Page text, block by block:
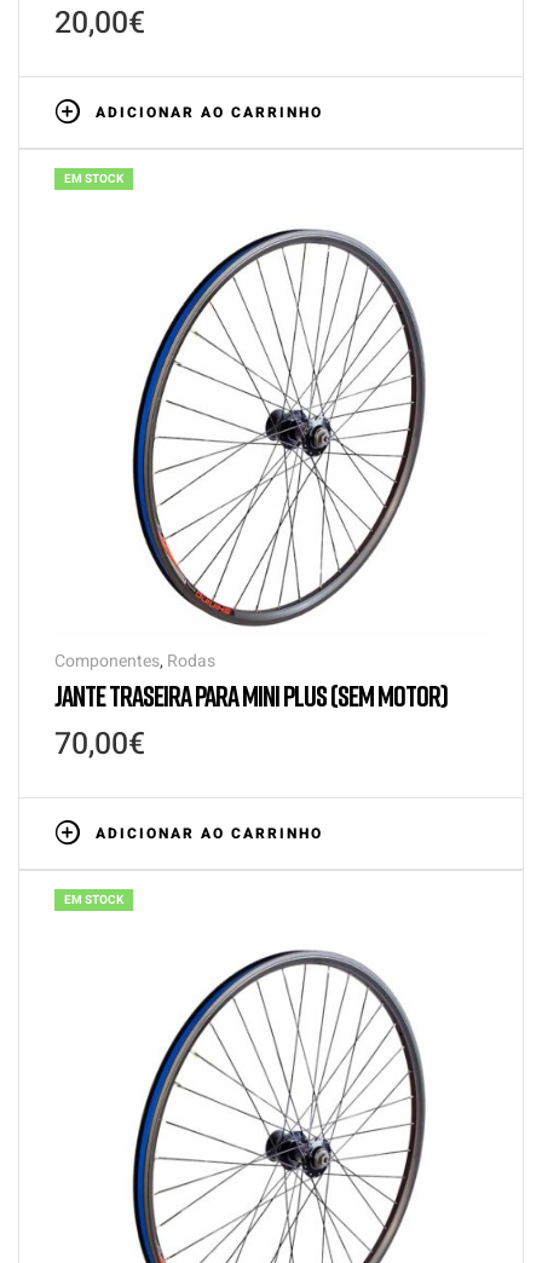
20,00€
ADICIONAR AO CARRINHO
EM STOCK
Componentes, Rodas
JANTE TRASEIRA PARA MINI PLUS (SEM MOTOR)
70,00€
ADICIONAR AO CARRINHO
EM STOCK